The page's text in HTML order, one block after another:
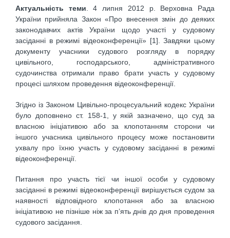
Актуальність теми. 4 липня 2012 р. Верховна Рада
України прийняла Закон «Про внесення змін до деяких
законодавчих актів України щодо участі у судовому
засіданні в режимі відеоконференції» [1]. Завдяки цьому
документу учасники судового розгляду в порядку
цивільного, господарського, адміністративного
судочинства отримали право брати участь у судовому
процесі шляхом проведення відеоконференції.
Згідно із Законом Цивільно-процесуальний кодекс України
було доповнено ст. 158-1, у якій зазначено, що суд за
власною ініціативою або за клопотанням сторони чи
іншого учасника цивільного процесу може постановити
ухвалу про їхню участь у судовому засіданні в режимі
відеоконференції.
Питання про участь тієї чи іншої особи у судовому
засіданні в режимі відеоконференції вирішується судом за
наявності відповідного клопотання або за власною
ініціативою не пізніше ніж за п’ять днів до дня проведення
судового засідання.